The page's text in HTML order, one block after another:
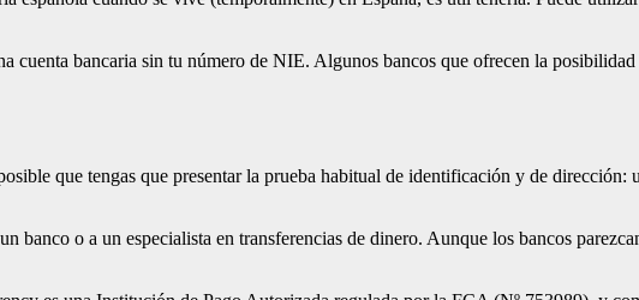
cuenta bancaria sin tu número de NIE. Algunos bancos que ofrecen la
que tengas que presentar la prueba habitual de identificación y de
banco o a un especialista en transferencias de dinero. Aunque los bancos